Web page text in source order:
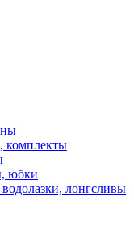
комплекты
юбки
лонгсливы